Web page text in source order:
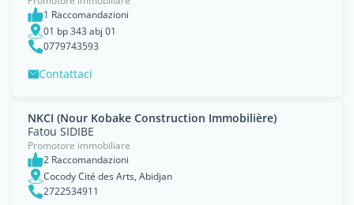
1 Raccomandazioni
01 bp 343 abj 01
0779743593
Contattaci
NKCI (Nour Kobake Construction Immobilière)
Fatou SIDIBE
Promotore immobiliare
2 Raccomandazioni
Cocody Cité des Arts, Abidjan
2722534911